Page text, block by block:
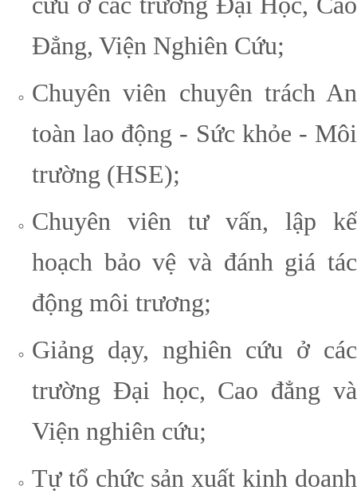
Đẳng, Viện Nghiên Cứu;
Chuyên viên chuyên trách An
toàn lao động - Sức khỏe - Môi
trường (HSE);
Chuyên viên tư vấn, lập kế
hoạch bảo vệ và đánh giá tác
động môi trương;
Giảng dạy, nghiên cứu ở các
trường Đại học, Cao đẳng và
Viện nghiên cứu;
Tự tổ chức sản xuất kinh doanh